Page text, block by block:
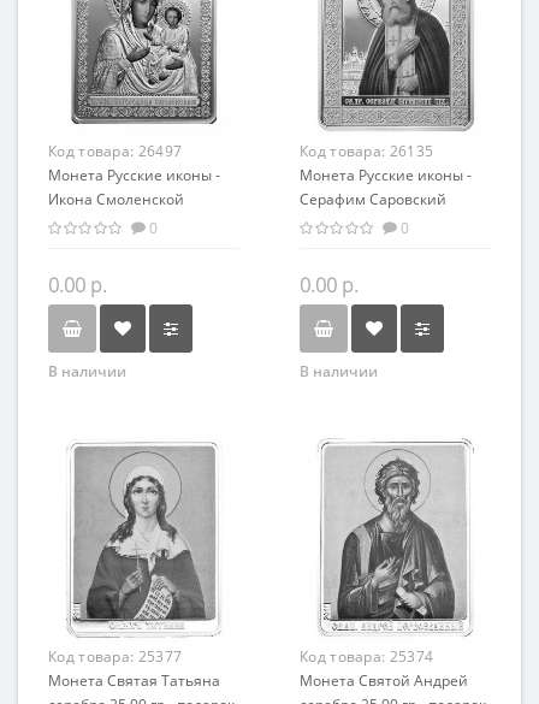
Код товара: 26497
Монета Русские иконы -
Икона Смоленской
Богоматери серебро 25.00
сувенир
0
0.00 р.
В наличии
Код товара: 26135
Монета Русские иконы -
Серафим Саровский
серебро 25.00 гр -
0
0.00 р.
В наличии
Код товара: 25377
Монета Святая Татьяна
Код товара: 25374
Монета Святой Андрей